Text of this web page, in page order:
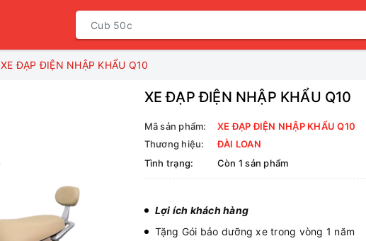
XE ĐẠP ĐIỆN NHẬP KHẨU Q10
XE ĐẠP ĐIỆN NHẬP KHẨU Q10
Mã sản phẩm:
XE ĐẠP ĐIỆN NHẬP KHẨU Q10
Thương hiệu:
ĐÀI LOAN
Tình trạng:
Còn 1 sản phẩm
Lợi ích khách hàng
Tặng Gói bảo dưỡng xe trong vòng 1 năm